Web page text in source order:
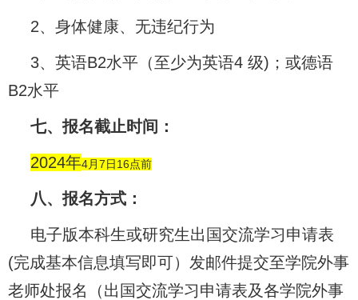
2、身体健康、无违纪行为
3、英语B2水平（至少为英语4 级) ；或德语
B2水平
七、报名截止时间：
2024年4月7日16点前
八、报名方式：
电子版本科生或研究生出国交流学习申请表
(完成基本信息填写即可）发邮件提交至学院外事
老师处报名（出国交流学习申请表及各学院外事